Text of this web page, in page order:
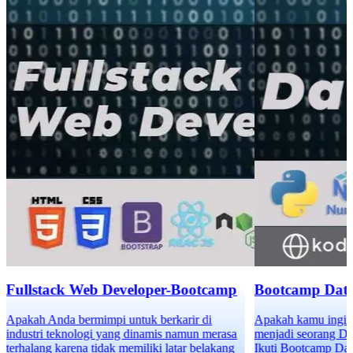
di
merasa
belakang
Bootcamp Data Analyst
Apakah kamu ingin meng-upgrade karirmu dan
menjadi seorang Data Analyst profesional?
Ikuti Bootcamp Data Analyst, program intensif